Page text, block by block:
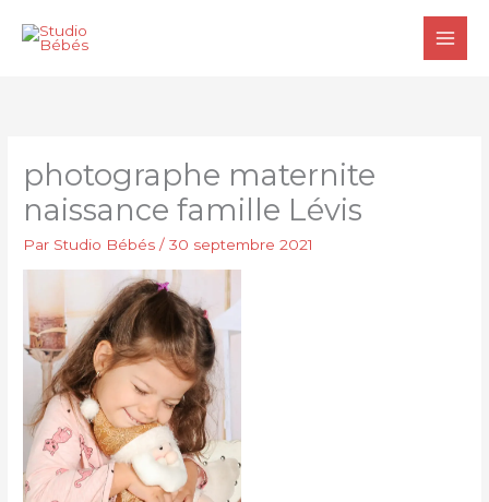
photographe maternite
naissance famille Lévis
Par Studio Bébés/30 septembre 2021